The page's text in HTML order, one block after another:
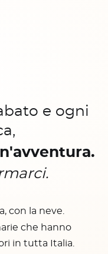
e ogni
con la neve.
che hanno
in tutta Italia.